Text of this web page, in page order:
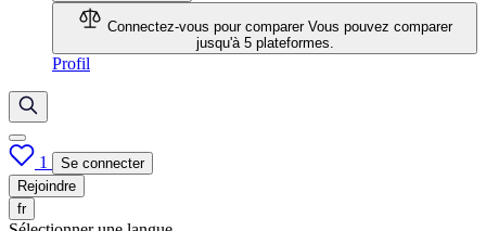
Connectez-vous pour comparer Vous pouvez comparer
jusqu'à 5 plateformes.
Profil
1
Se connecter
Rejoindre
fr